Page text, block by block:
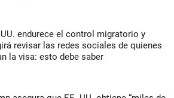
UU. endurece el control migratorio y
revisar las redes sociales de quienes
la visa: esto debe saber